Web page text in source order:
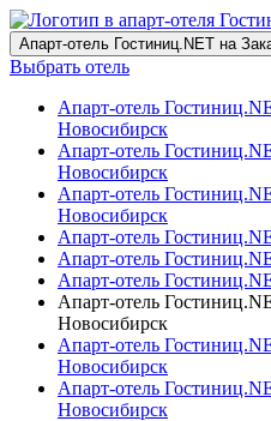
Апарт-отель Гостиниц.NET на
Выбрать отель
Апарт-отель
Новосибирск
Апарт-отель
Новосибирск
Апарт-отель
Новосибирск
Апарт-отель
Апарт-отель
Апарт-отель
Апарт-отель
Новосибирск
Апарт-отель
Новосибирск
Апарт-отель
Новосибирск